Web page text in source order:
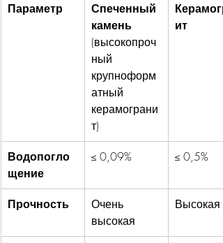
Параметр
Спеченный
камень
(высокопроч
ный
крупноформ
атный
керамограни
т)
ит
Водопогло
щение
≤ 0,09% ≤ 0,5%
Прочность
Очень
высокая
Высокая